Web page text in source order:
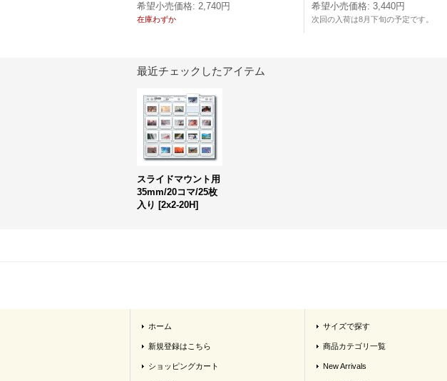
希望小売価格: 2,740円
在庫わずか
希望小売価格: 3,440円
次回の入荷は8月下旬の予定です。
最近チェックしたアイテム
スライドマウント用
35mm/20コマ/25枚
入り [2x2-20H]
ホーム
新規登録はこちら
ショッピングカート
サイズで探す
商品カテゴリ一覧
New Arrivals